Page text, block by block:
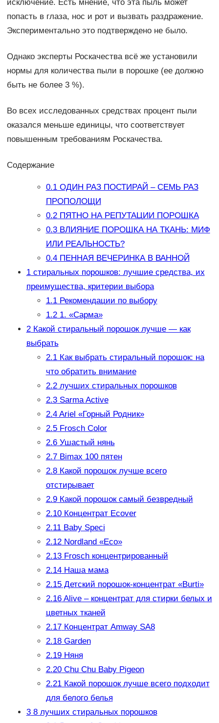
исключение. Есть мнение, что эта пыль может
попасть в глаза, нос и рот и вызвать раздражение.
Экспериментально это подтверждено не было.
Однако эксперты Роскачества всё же установили
нормы для количества пыли в порошке (ее должно
быть не более 3 %).
Во всех исследованных средствах процент пыли
оказался меньше единицы, что соответствует
повышенным требованиям Роскачества.
Содержание
0.1ОДИН РАЗ ПОСТИРАЙ – СЕМЬ РАЗ
ПРОПОЛОЩИ
0.2ПЯТНО НА РЕПУТАЦИИ ПОРОШКА
0.3ВЛИЯНИЕ ПОРОШКА НА ТКАНЬ: МИФ
ИЛИ РЕАЛЬНОСТЬ?
0.4ПЕННАЯ ВЕЧЕРИНКА В ВАННОЙ
1стиральных порошков: лучшие средства, их
преимущества, критерии выбора
1.1Рекомендации по выбору
1.21. «Сарма»
2Какой стиральный порошок лучше — как
выбрать
2.1Как выбрать стиральный порошок: на
что обратить внимание
2.2лучших стиральных порошков
2.3Sarma Active
2.4Ariel «Горный Родник»
2.5Frosch Color
2.6Ушастый нянь
2.7Bimax 100 пятен
2.8Какой порошок лучше всего
отстирывает
2.9Какой порошок самый безвредный
2.10Концентрат Ecover
2.11Baby Speci
2.12Nordland «Eco»
2.13Frosch концентрированный
2.14Наша мама
2.15Детский порошок-концентрат «Burti»
2.16Alive – концентрат для стирки белых и
цветных тканей
2.17Концентрат Amway SA8
2.18Garden
2.19Няня
2.20Chu Chu Baby Pigeon
2.21Какой порошок лучше всего подходит
для белого белья
38 лучших стиральных порошков